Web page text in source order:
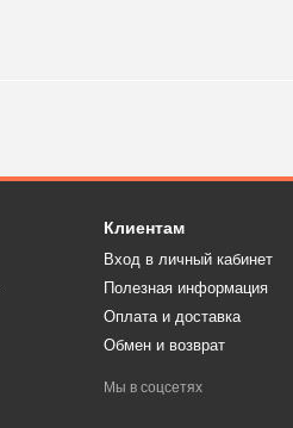
Клиентам
Вход в личный кабинет
Полезная информация
Оплата и доставка
Обмен и возврат
Мы в соцсетях